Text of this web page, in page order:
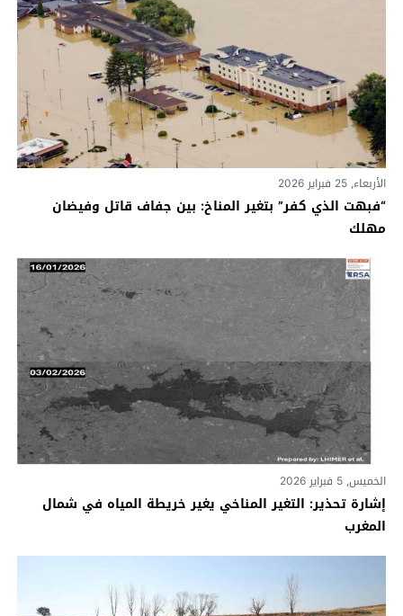
الأربعاء, 25 فبراير 2026
“فبهت الذي كفر” بتغير المناخ: بين جفاف قاتل وفيضان
مهلك
الخميس, 5 فبراير 2026
إشارة تحذير: التغير المناخي يغير خريطة المياه في شمال
المغرب